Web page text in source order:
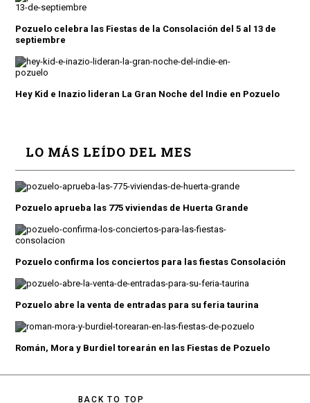
Pozuelo celebra las Fiestas de la Consolación del 5 al 13 de
septiembre
Hey Kid e Inazio lideran La Gran Noche del Indie en Pozuelo
LO MÁS LEÍDO DEL MES
Pozuelo aprueba las 775 viviendas de Huerta Grande
Pozuelo confirma los conciertos para las fiestas Consolación
Pozuelo abre la venta de entradas para su feria taurina
Román, Mora y Burdiel torearán en las Fiestas de Pozuelo
BACK TO TOP